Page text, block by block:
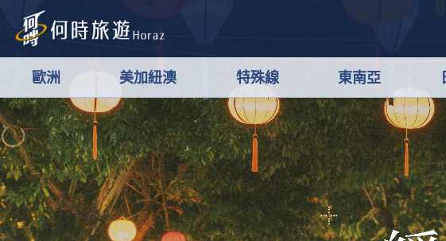
歐洲 美加紐澳 特殊線 東南亞